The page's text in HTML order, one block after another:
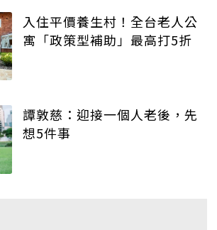
入住平價養生村！全台老人公
寓「政策型補助」最高打5折
譚敦慈：迎接一個人老後，先
想5件事